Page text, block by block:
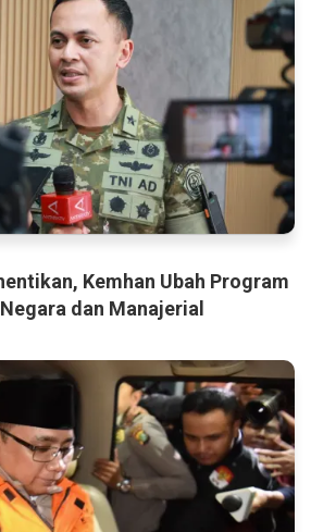
Kemhan Ubah Program
dan Manajerial